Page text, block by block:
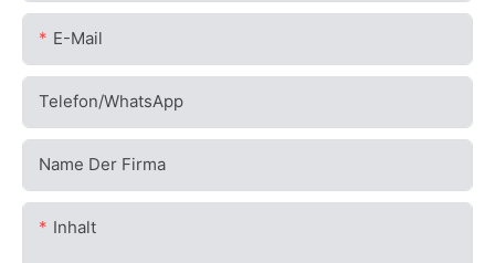
E-Mail
Telefon/WhatsApp
Name Der Firma
Inhalt